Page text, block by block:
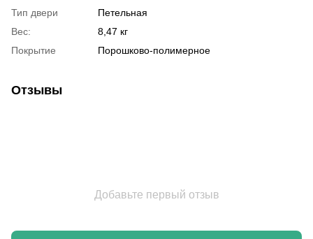
Тип двери
Петельная
Вес:
8,47 кг
Покрытие
Порошково-полимерное
Отзывы
Добавьте первый отзыв